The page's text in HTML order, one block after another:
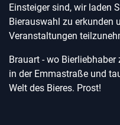
Einsteiger sind, wir laden
Bierauswahl zu erkunden
Veranstaltungen
Brauart - wo
in der Emmastraße und
Welt des Bieres. Prost!